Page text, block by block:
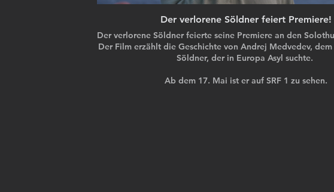
Der verlorene Söldner feiert Premiere!
Der verlorene Söldner feierte seine Premiere an den
Der Film erzählt die Geschichte von Andrej Medvedev, dem
Söldner, der in Europa Asyl suchte.
Ab dem 17. Mai ist er auf SRF 1 zu sehen.